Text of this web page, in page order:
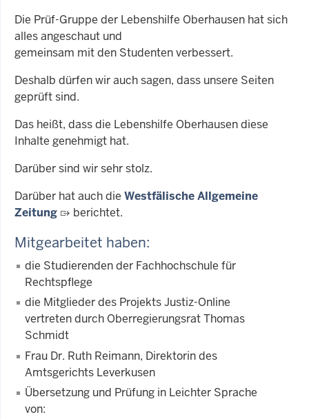
Die Prüf-Gruppe der Lebenshilfe Oberhausen hat sich
alles angeschaut und
gemeinsam mit den Studenten verbessert.
Deshalb dürfen wir auch sagen, dass unsere Seiten
geprüft sind.
Das heißt, dass die Lebenshilfe Oberhausen diese
Inhalte genehmigt hat.
Darüber sind wir sehr stolz.
Darüber hat auch die Westfälische Allgemeine
Zeitung
berichtet.
Mitgearbeitet haben:
die Studierenden der Fachhochschule für
Rechtspflege
die Mitglieder des Projekts Justiz-Online
vertreten durch Oberregierungsrat Thomas
Schmidt
Frau Dr. Ruth Reimann, Direktorin des
Amtsgerichts Leverkusen
Übersetzung und Prüfung in Leichter Sprache
von: